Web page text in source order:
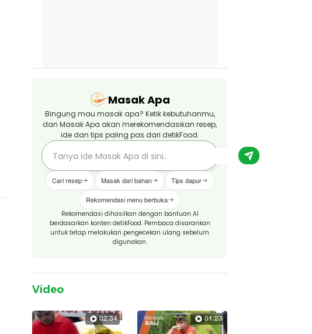
Masak Apa
Bingung mau masak apa? Ketik kebutuhanmu,
dan Masak Apa akan merekomendasikan resep,
ide dan tips paling pas dari detikFood.
Cari resep Masak dari bahan Tips dapur
Rekomendasi menu berbuka
Rekomendasi dihasilkan dengan bantuan AI
berdasarkan konten detikFood. Pembaca disarankan
untuk tetap melakukan pengecekan ulang sebelum
digunakan.
Video
02:34 01:23